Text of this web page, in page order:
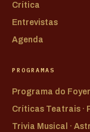
Crítica
Entrevistas
Agenda
PROGRAMAS
Programa do Foyer
Críticas Teatrais ·
Trivia Musical ·